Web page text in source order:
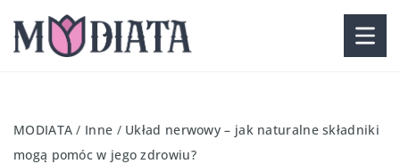
MODIATA / Inne / Układ nerwowy – jak naturalne składniki
mogą pomóc w jego zdrowiu?